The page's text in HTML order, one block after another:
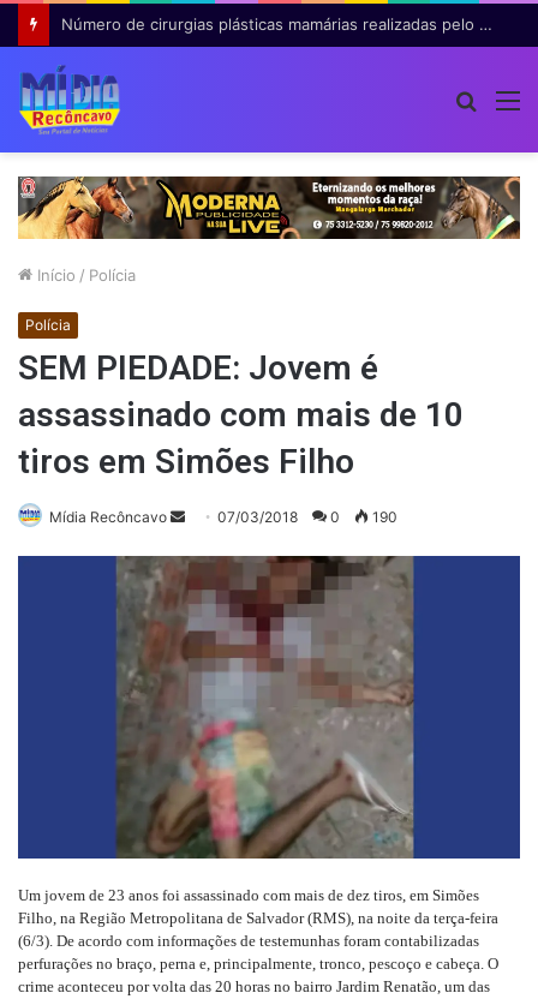
Número de cirurgias plásticas mamárias realizadas pelo SUS cresce 54% em dez anos
Início / Polícia
Polícia
SEM PIEDADE: Jovem é
assassinado com mais de 10
tiros em Simões Filho
Mídia Recôncavo
Mande
e-
mail
07/03/2018 0 190
Um jovem de 23 anos foi assassinado com mais de dez tiros, em Simões
Filho, na Região Metropolitana de Salvador (RMS), na noite da terça-feira
(6/3). De acordo com informações de testemunhas foram contabilizadas
perfurações no braço, perna e, principalmente, tronco, pescoço e cabeça. O
crime aconteceu por volta das 20 horas no bairro Jardim Renatão, um das